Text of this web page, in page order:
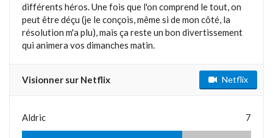
différents héros. Une fois que l'on comprend le tout, on
peut être déçu (je le conçois, même si de mon côté, la
résolution m'a plu), mais ça reste un bon divertissement
qui animera vos dimanches matin.
Netflix
Visionner sur Netflix
Aldric 7